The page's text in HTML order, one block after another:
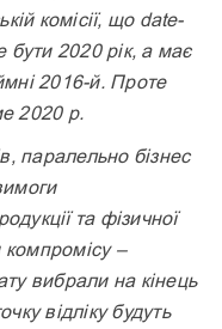
комісії, що date-
2020 рік, а має
2016-й. Проте
2020 р.
паралельно бізнес
та фізичної
компромісу –
вибрали на кінець
відліку будуть